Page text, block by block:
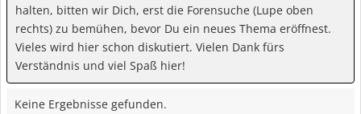
halten, bitten wir Dich, erst die Forensuche (Lupe oben
rechts) zu bemühen, bevor Du ein neues Thema eröffnest.
Vieles wird hier schon diskutiert. Vielen Dank fürs
Verständnis und viel Spaß hier!
Keine Ergebnisse gefunden.